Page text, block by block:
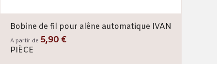
Bobine de fil pour alêne automatique IVAN
A partir de 5,90 €
PIÈCE